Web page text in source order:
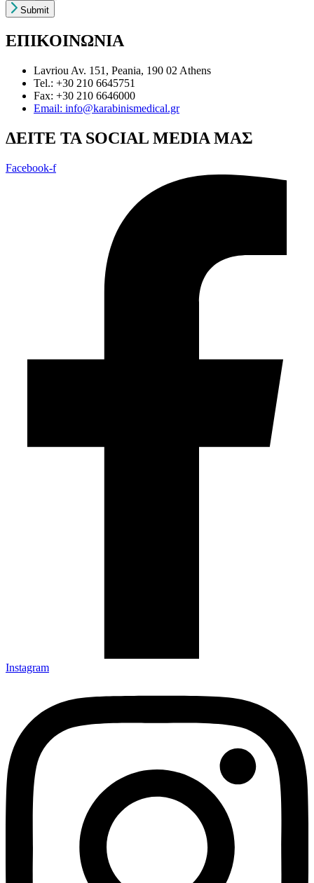
Submit
ΕΠΙΚΟΙΝΩΝΙΑ
Lavriou Av. 151, Peania, 190 02 Athens
Tel.: +30 210 6645751
Fax: +30 210 6646000
Email: info@karabinismedical.gr
ΔEITE TA SOCIAL MEDIA ΜΑΣ
Facebook-f
Instagram